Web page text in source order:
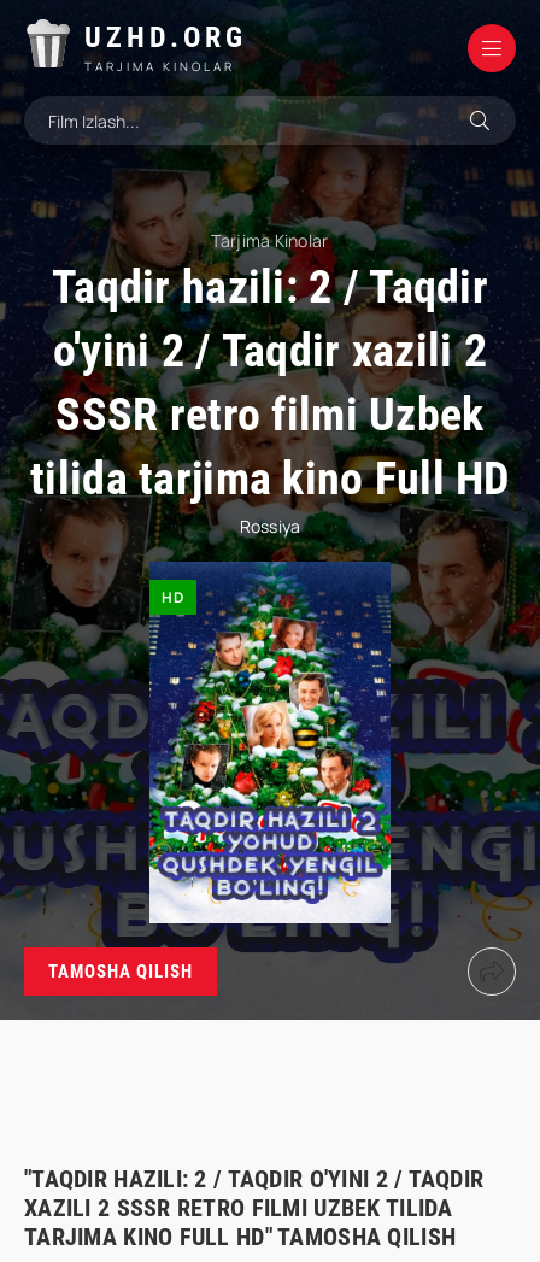
UZHD.ORG
TARJIMA KINOLAR
Tarjima Kinolar
Taqdir hazili: 2 / Taqdir
o'yini 2 / Taqdir xazili 2
SSSR retro filmi Uzbek
tilida tarjima kino Full HD
Rossiya
HD
TAMOSHA QILISH
"TAQDIR HAZILI: 2 / TAQDIR O'YINI 2 / TAQDIR
XAZILI 2 SSSR RETRO FILMI UZBEK TILIDA
TARJIMA KINO FULL HD" TAMOSHA QILISH